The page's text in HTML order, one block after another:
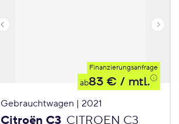
Finanzierungsanfrage
ab83 € / mtl.
Gebrauchtwagen | 2021
Citroën C3 CITROEN C3